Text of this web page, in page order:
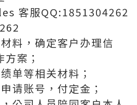
客服QQ:1851304262
料，确定客户办理信
案；
单等相关材料；
请账号，付定金；